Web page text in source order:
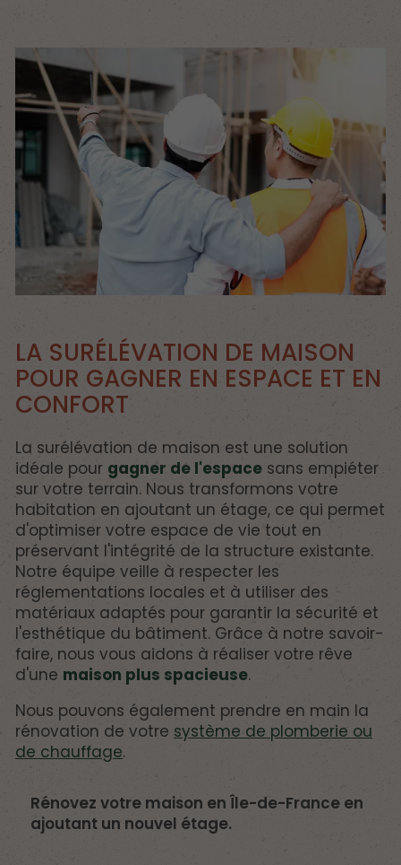
LA SURÉLÉVATION DE MAISON
POUR GAGNER EN ESPACE ET EN
CONFORT
La surélévation de maison est une solution
idéale pour gagner de l'espace sans empiéter
sur votre terrain. Nous transformons votre
habitation en ajoutant un étage, ce qui permet
d'optimiser votre espace de vie tout en
préservant l'intégrité de la structure existante.
Notre équipe veille à respecter les
réglementations locales et à utiliser des
matériaux adaptés pour garantir la sécurité et
l'esthétique du bâtiment. Grâce à notre savoir-
faire, nous vous aidons à réaliser votre rêve
d'une maison plus spacieuse.
Nous pouvons également prendre en main la
rénovation de votre système de plomberie ou
de chauffage.
Rénovez votre maison en Île-de-France en
ajoutant un nouvel étage.